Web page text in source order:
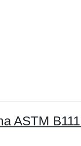
ASTM